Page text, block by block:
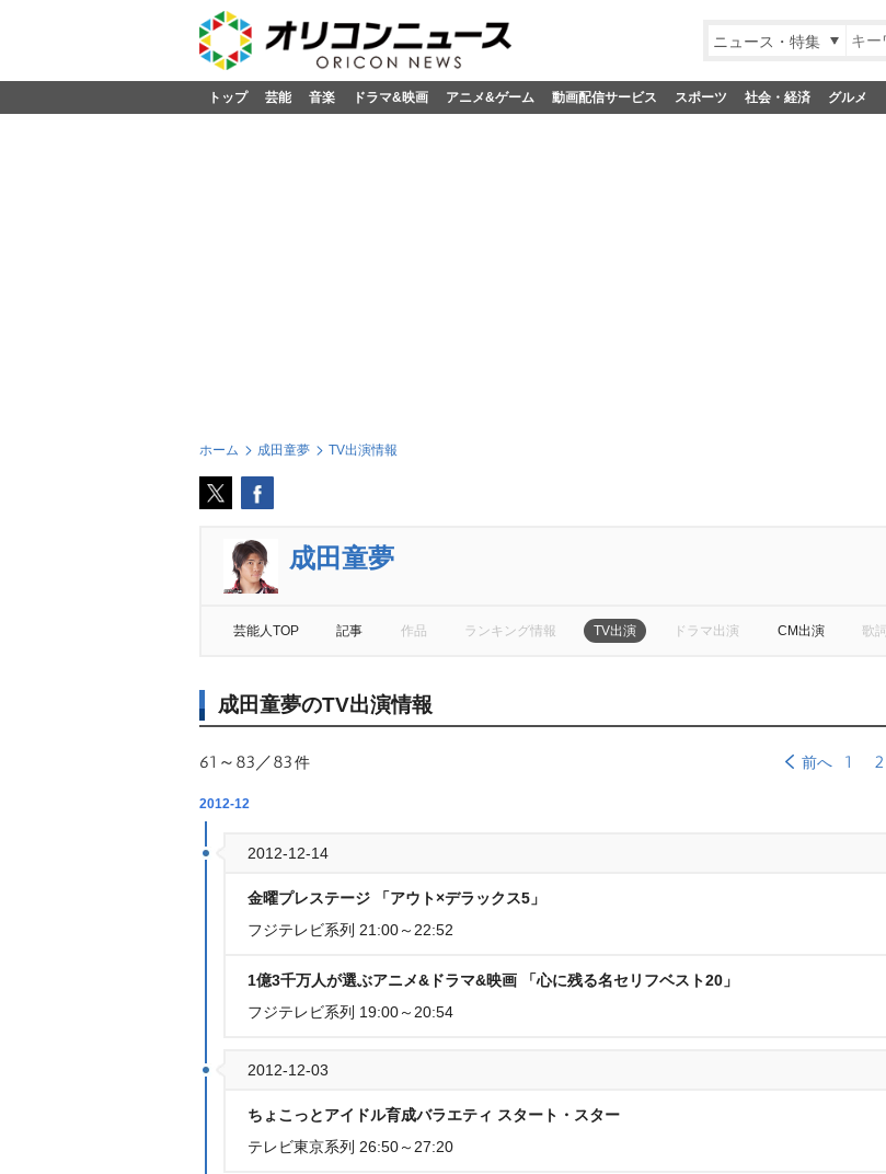
ニュース・特集
トップ 芸能 音楽 ドラマ&映画 アニメ&ゲーム 動画配信サービス スポーツ 社会・経済 グルメ
ホーム 成田童夢 TV出演情報
成田童夢
芸能人TOP 記事 作品 ランキング情報 TV出演 ドラマ出演 CM出演 歌詞
成田童夢のTV出演情報
61～83／83件 前へ 1 2
2012-12
2012-12-14
金曜プレステージ 「アウト×デラックス5」
フジテレビ系列 21:00～22:52
1億3千万人が選ぶアニメ&ドラマ&映画 「心に残る名セリフベスト20」
フジテレビ系列 19:00～20:54
2012-12-03
ちょこっとアイドル育成バラエティ スタート・スター
テレビ東京系列 26:50～27:20